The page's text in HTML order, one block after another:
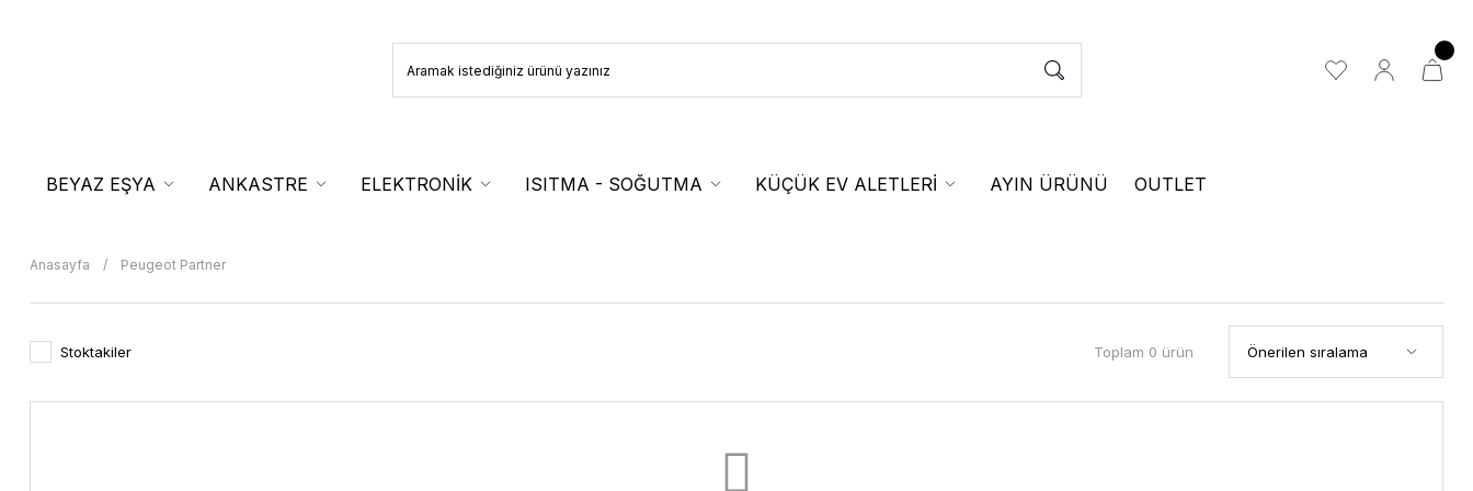
BEYAZ EŞYA ANKASTRE ELEKTRONİK ISITMA - SOĞUTMA KÜÇÜK EV ALETLERİ AYIN ÜRÜNÜ OUTLET
Anasayfa Peugeot Partner
Stoktakiler Toplam 0 ürün